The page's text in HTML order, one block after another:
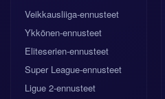
Veikkausliiga-ennusteet
Ykkönen-ennusteet
Eliteserien-ennusteet
Super League-ennusteet
Ligue 2-ennusteet